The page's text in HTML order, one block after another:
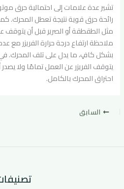
تشير عدة علامات إلى احتمالية حرق
رائحة حرق قوية نتيجة تعطل المحرك.
مثل الطقطقة أو الصرير قبل أن يتوقف
ملاحظة ارتفاع درجة حرارة الفريزر مع
بشكل كافٍ، ما يدل على تلف المحرك. في
يتوقف الفريزر عن العمل تمامًا ولا
احتراق المحرك بالكامل.
السابق